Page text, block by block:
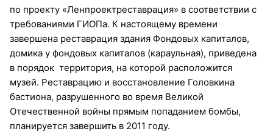
по проекту «Ленпроектреставрация» в соответствии с
требованиями ГИОПа. К настоящему времени
завершена реставрация здания Фондовых капиталов,
домика у фондовых капиталов (караульная), приведена
в порядок территория, на которой расположится
музей. Реставрацию и восстановление Головкина
бастиона, разрушенного во время Великой
Отечественной войны прямым попаданием бомбы,
планируется завершить в 2011 году.